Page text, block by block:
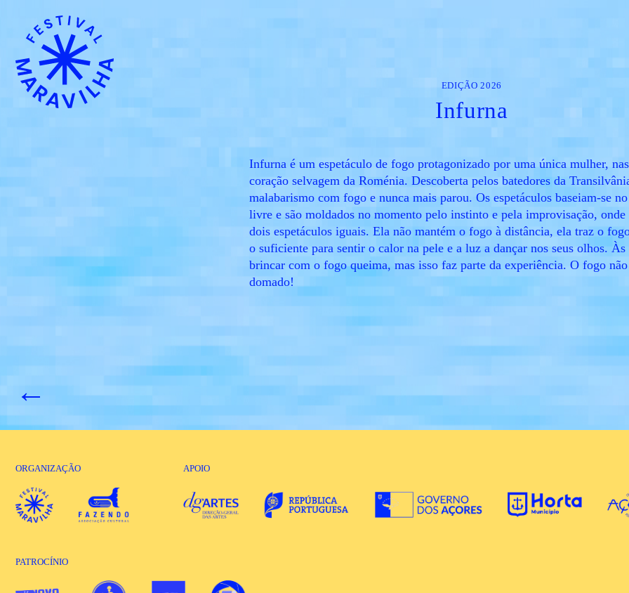
EDIÇÃO 2026
Infurna
Infurna é um espetáculo de fogo protagonizado por uma única mulher,
coração selvagem da Roménia. Descoberta pelos batedores da
malabarismo com fogo e nunca mais parou. Os espetáculos baseiam-se
livre e são moldados no momento pelo instinto e pela improvisação, onde
dois espetáculos iguais. Ela não mantém o fogo à distância, ela traz o
o suficiente para sentir o calor na pele e a luz a dançar nos seus olhos. Às
brincar com o fogo queima, mas isso faz parte da experiência. O fogo
domado!
←
ORGANIZAÇÃO APOIO
PATROCÍNIO